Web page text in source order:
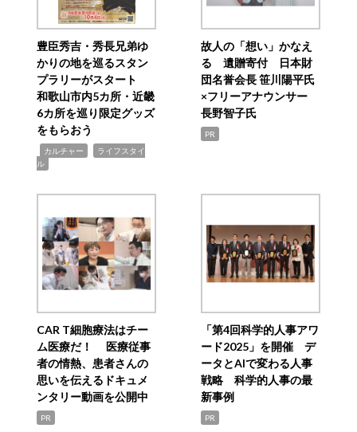
豊臣秀吉・秀長兄弟ゆ
かりの地を巡るスタン
プラリーがスタート
和歌山市内5カ所・近畿
6カ所を巡り限定グッズ
をもらおう
カルチャー
ライフスタイ
ル
故人の「想い」かなえ
る 遺贈寄付 日本財
団名誉会長 笹川陽平氏
×フリーアナウンサー
長野智子氏
PR
CAR T細胞療法はチー
ム医療だ！ 医療従事
者の情熱、患者さんの
思いを伝えるドキュメ
ンタリー動画を公開中
PR
「第4回科学的人事アワ
ード2025」を開催 デ
ータとAIで変わる人事
戦略 科学的人事の最
新事例
PR